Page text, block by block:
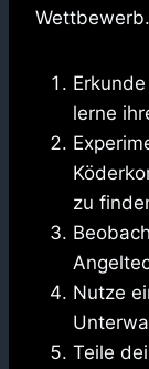
Wettbewerb.
lerne
zu
Nutze
Teile